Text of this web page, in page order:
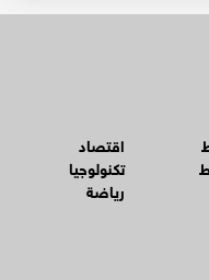
اقتصاد
تكنولوجيا
رياضة